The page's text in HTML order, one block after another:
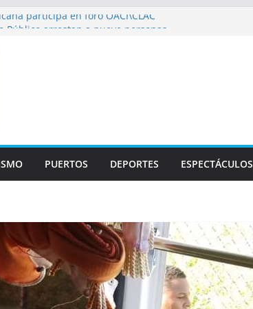
participa en foro OACI\CLAC
en normas de calidad ISO
multidisciplinario operativo médico
PUERTOS DEPORTES ESPECTÁCULOS